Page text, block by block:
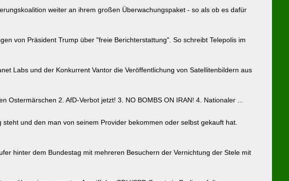
weiter an ihrem großen Überwachungspaket - so als ob es dafür
von Präsident Trump über "freie Berichterstattung". So schreibt Telepolis im
Labs und der Konkurrent Vantor die Veröffentlichung von Satellitenbildern aus
2. AfD-Verbot jetzt! 3. NO BOMBS ON IRAN! 4. Nationaler ...
und den man von seinem Provider bekommen oder selbst gekauft hat.
hinter dem Bundestag mit mehreren Besuchern der Vernichtung der Stele mit